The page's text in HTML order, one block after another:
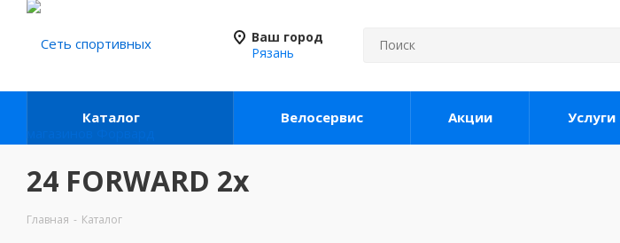
Ваш город
Рязань
Каталог Велосервис Акции Услуги
24 FORWARD 2х
Главная - Каталог